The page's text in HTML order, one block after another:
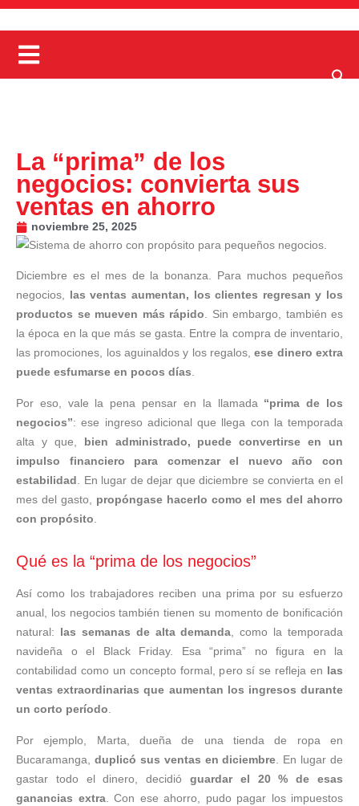
La “prima” de los
negocios: convierta sus
ventas en ahorro
noviembre 25, 2025
Diciembre es el mes de la bonanza. Para muchos pequeños
negocios, las ventas aumentan, los clientes regresan y los
productos se mueven más rápido. Sin embargo, también es
la época en la que más se gasta. Entre la compra de inventario,
las promociones, los aguinaldos y los regalos,ese dinero extra
puede esfumarse en pocos días.
Por eso, vale la pena pensar en la llamada “prima de los
negocios”: ese ingreso adicional que llega con la temporada
alta y que, bien administrado, puede convertirse en un
impulso financiero para comenzar el nuevo año con
estabilidad . En lugar de dejar que diciembre se convierta en el
mes del gasto, propóngase hacerlo como el mes del ahorro
con propósito
Qué es la “prima de los negocios”
Así como los trabajadores reciben una prima por su esfuerzo
anual, los negocios también tienen su momento de bonificación
natural: las semanas de alta demanda , como la temporada
navideña o el Black Friday. Esa “prima” no figura en la
contabilidad como un concepto formal, pero sí se refleja en las
ventas extraordinarias que aumentan los ingresos durante
un corto período
Por ejemplo, Marta, dueña de una tienda de ropa en
Bucaramanga, duplicó sus ventas en diciembre . En lugar de
gastar todo el dinero, decidió guardar el 20 % de esas
ganancias extra. Con ese ahorro, pudo pagar los impuestos